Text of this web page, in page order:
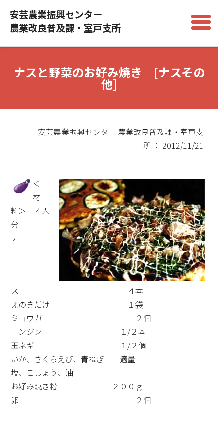
安芸農業振興センター
農業改良普及課・室戸支所
ナスと野菜のお好み焼き [ナスその
他]
安芸農業振興センター 農業改良普及課・室戸支
所 ： 2012/11/21
＜
材
料＞ ４人
分
ナ
ス ４本
えのきだけ １袋
ミョウガ ２個
ニンジン １/２本
玉ネギ １/２個
いか、さくらえび、青ねぎ 適量
塩、こしょう、油
お好み焼き粉 ２００ｇ
卵 ２個